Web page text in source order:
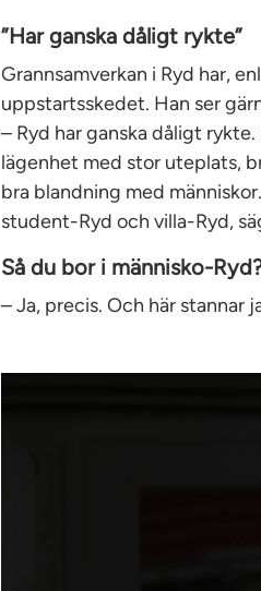
”Har ganska dåligt rykte”
Grannsamverkan i Ryd har,
uppstartsskedet. Han ser
– Ryd har ganska dåligt
lägenhet med stor uteplats,
bra blandning med
student-Ryd och villa-Ryd,
Så du bor i människo-
– Ja, precis. Och här stannar